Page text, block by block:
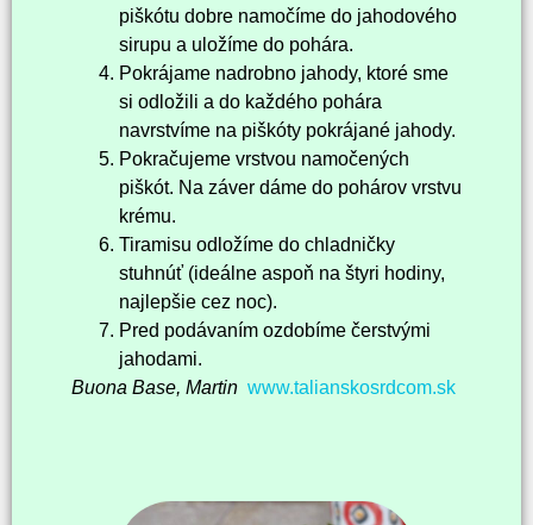
piškótu dobre namočíme do jahodového
sirupu a uložíme do pohára.
Pokrájame nadrobno jahody, ktoré sme
si odložili a do každého pohára
navrstvíme na piškóty pokrájané jahody.
Pokračujeme vrstvou namočených
piškót. Na záver dáme do pohárov vrstvu
krému.
Tiramisu odložíme do chladničky
stuhnúť (ideálne aspoň na štyri hodiny,
najlepšie cez noc).
Pred podávaním ozdobíme čerstvými
jahodami.
Buona Base, Martin www.talianskosrdcom.sk